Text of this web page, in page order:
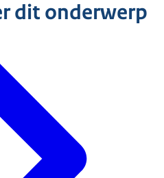
dit onderwerp